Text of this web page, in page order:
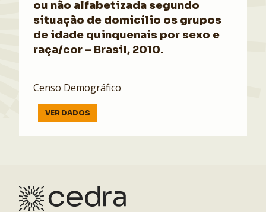
ou não alfabetizada segundo
situação de domicílio os grupos
de idade quinquenais por sexo e
raça/cor – Brasil, 2010.
Censo Demográfico
VER DADOS